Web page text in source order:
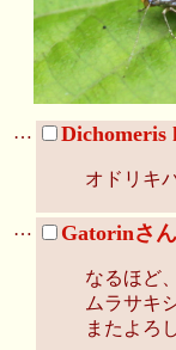
… Dichomeris
オドリキ
… Gatorinさ
なるほど
ムラサキ
またよろ